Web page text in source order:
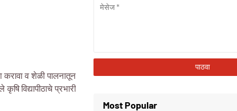
करावा व शेळी पालनातून
विद्यापीठाचे प्रभारी
Most Popular